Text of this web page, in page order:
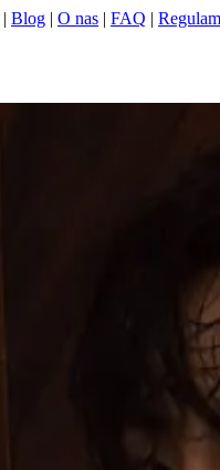
| Blog | O nas | FAQ |